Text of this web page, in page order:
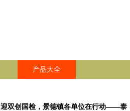
产品大全
迎双创国检，景德镇各单位在行动——泰